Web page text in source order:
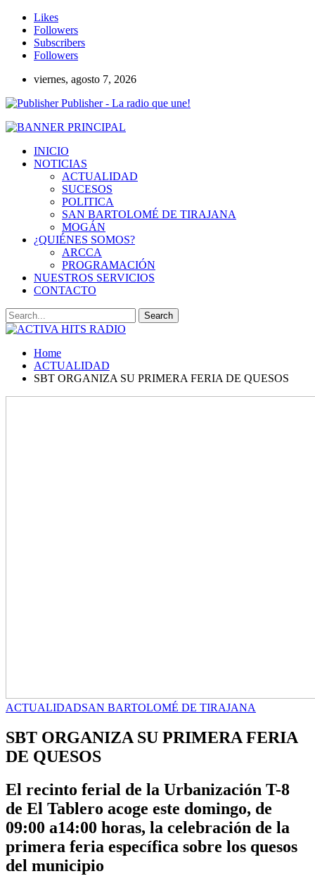
Likes
Followers
Subscribers
Followers
viernes, agosto 7, 2026
Publisher - La radio que une!
INICIO
NOTICIAS
ACTUALIDAD
SUCESOS
POLITICA
SAN BARTOLOMÉ DE TIRAJANA
MOGÁN
¿QUIÉNES SOMOS?
ARCCA
PROGRAMACIÓN
NUESTROS SERVICIOS
CONTACTO
Home
ACTUALIDAD
SBT ORGANIZA SU PRIMERA FERIA DE QUESOS
ACTUALIDADSAN BARTOLOMÉ DE TIRAJANA
SBT ORGANIZA SU PRIMERA FERIA
DE QUESOS
El recinto ferial de la Urbanización T-8
de El Tablero acoge este domingo, de
09:00 a14:00 horas, la celebración de la
primera feria específica sobre los quesos
del municipio